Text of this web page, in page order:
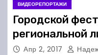
ВИДЕОРЕПОРТАЖИ
Городской
региональной
Апр 2, 2017